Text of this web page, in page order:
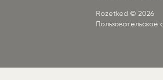
Rozetked © 2026
Пользовательское